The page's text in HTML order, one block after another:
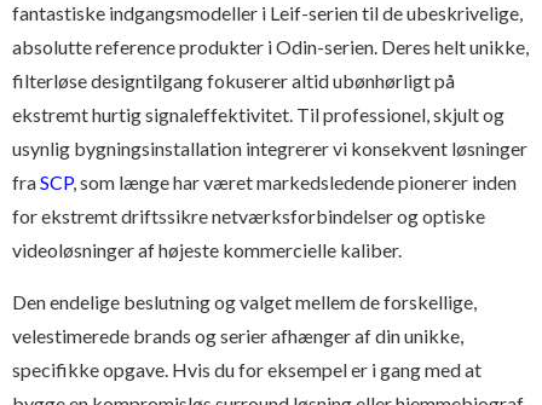
fantastiske indgangsmodeller i Leif-serien til de ubeskrivelige,
absolutte reference produkter i Odin-serien. Deres helt unikke,
filterløse designtilgang fokuserer altid ubønhørligt på
ekstremt hurtig signaleffektivitet. Til professionel, skjult og
usynlig bygningsinstallation integrerer vi konsekvent løsninger
fraSCP, som længe har været markedsledende pionerer inden
for ekstremt driftssikre netværksforbindelser og optiske
videoløsninger af højeste kommercielle kaliber.
Den endelige beslutning og valget mellem de forskellige,
velestimerede brands og serier afhænger af din unikke,
specifikke opgave. Hvis du for eksempel er i gang med at